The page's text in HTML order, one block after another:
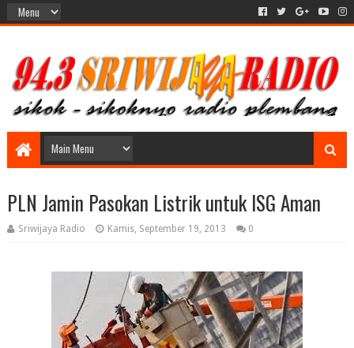
PLN Jamin Pasokan Listrik untuk ISG Aman
Sriwijaya Radio Kamis, September 19, 2013 0